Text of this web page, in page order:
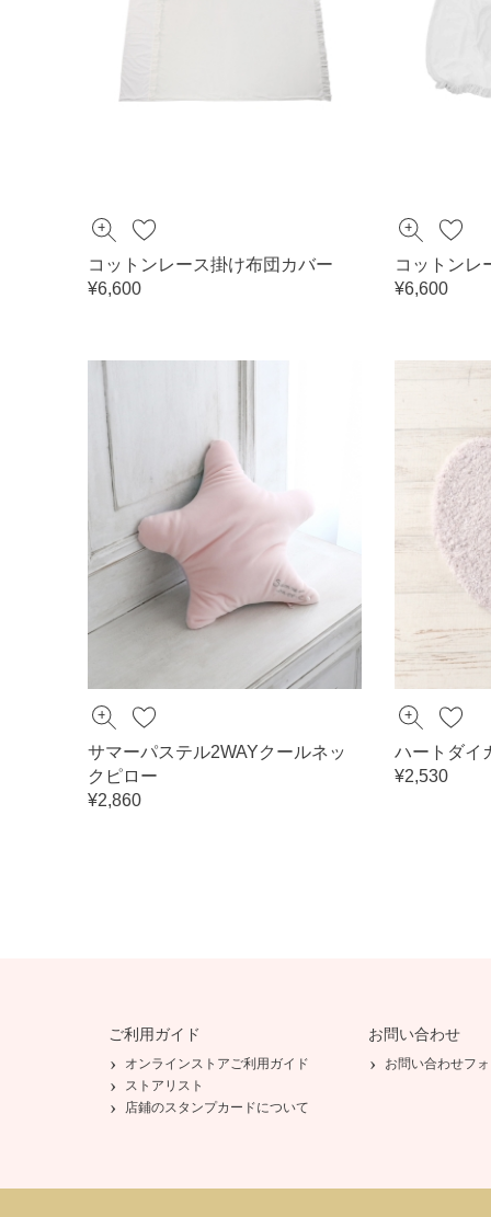
コットンレース掛け布団カバー
¥6,600
コットンレ
¥6,600
サマーパステル2WAYクールネッ
クピロー
¥2,860
ハートダイ
¥2,530
ご利用ガイド
オンラインストアご利用ガイド
ストアリスト
店鋪のスタンプカードについて
お問い合わせ
お問い合わせフ